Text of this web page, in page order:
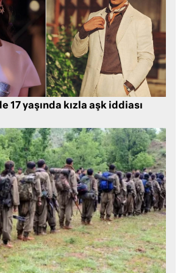
17 yaşında kızla aşk iddiası